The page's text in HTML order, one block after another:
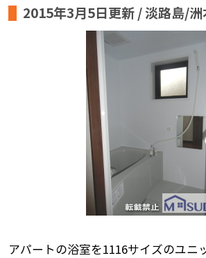
2015年3月5日更新 / 淡路島/洲
アパートの浴室を1116サイズのユニ